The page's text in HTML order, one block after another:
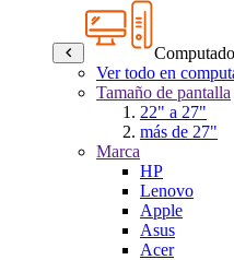
Ver todo en
Tamaño de pantalla
22" a 27"
más de 27"
Marca
HP
Lenovo
Apple
Asus
Acer